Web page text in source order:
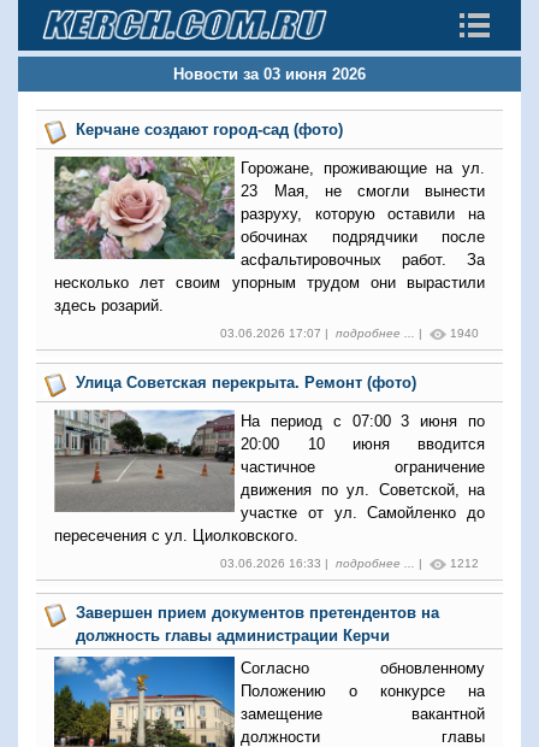
Новости за 03 июня 2026
Керчане создают город-сад (фото)
Горожане, проживающие на ул.
23 Мая, не смогли вынести
разруху, которую оставили на
обочинах подрядчики после
асфальтировочных работ. За
несколько лет своим упорным трудом они вырастили
здесь розарий.
03.06.2026 17:07 | подробнее ... | 1940
Улица Советская перекрыта. Ремонт (фото)
На период с 07:00 3 июня по
20:00 10 июня вводится
частичное ограничение
движения по ул. Советской, на
участке от ул. Самойленко до
пересечения с ул. Циолковского.
03.06.2026 16:33 | подробнее ... | 1212
Завершен прием документов претендентов на
должность главы администрации Керчи
Согласно обновленному
Положению о конкурсе на
замещение вакантной
должности главы